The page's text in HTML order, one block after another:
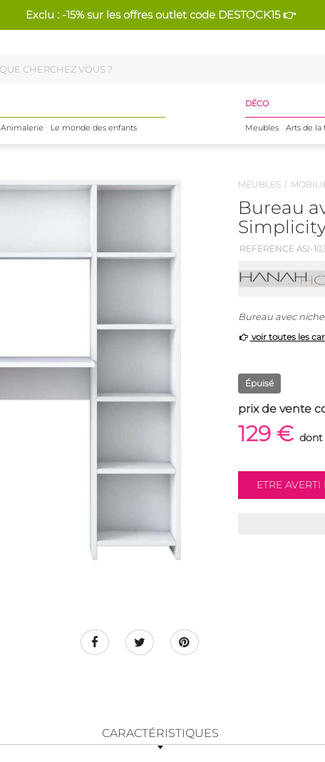
Exclu : -15% sur les offres outlet code DESTOCK15 👉
Animalerie Le monde des enfants
DÉCO
Meubles Arts de la
MEUBLES
Bureau
REFERENCE ASI-
Bureau avec
voir toutes les
Épuisé
prix de vente
129 € dont
CARACTÉRISTIQUES